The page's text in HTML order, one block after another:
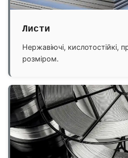
Листи
Нержавіючі, кислотостійкі,
розміром.